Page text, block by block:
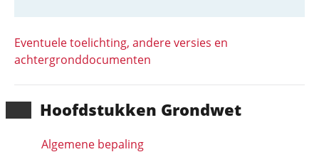
Hoofd­stukken Grondwet
Algemene bepaling
Eventuele toelichting, andere versies en
achtergronddocumenten